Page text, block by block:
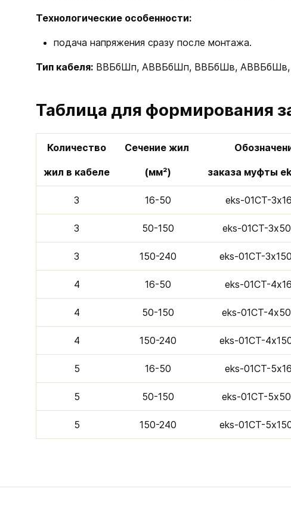
Технологические особенности:
подача напряжения сразу после монтажа.
Тип кабеля: ВВБбШп, АВВБбШп, ВВБбШв, АВВБбШв,
Таблица для формирования
Количество
жил в кабеле
Сечение жил
(мм²) заказа муфты
3 16-50 eks-01CТ-
3 50-150 eks-01CТ-
3 150-240 eks-01CТ-
4 16-50 eks-01CТ-
4 50-150 eks-01CТ-
4 150-240 eks-01CТ-
5 16-50 eks-01CТ-
5 50-150 eks-01CТ-
5 150-240 eks-01CТ-